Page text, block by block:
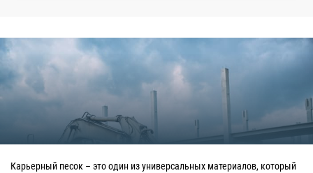
Карьерный песок – это один из универсальных материалов, который